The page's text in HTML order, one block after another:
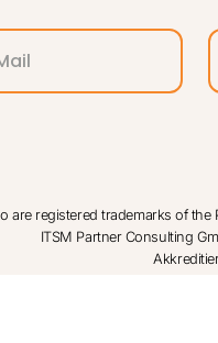
are registered trademarks of the
ITSM Partner Consulting